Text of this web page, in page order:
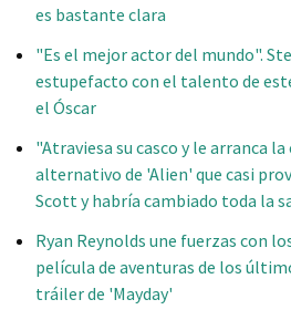
es bastante clara
"Es el mejor actor del mundo".
estupefacto con el talento de
el Óscar
"Atraviesa su casco y le arranca
alternativo de 'Alien' que casi
Scott y habría cambiado toda la
Ryan Reynolds une fuerzas con
película de aventuras de los
tráiler de 'Mayday'